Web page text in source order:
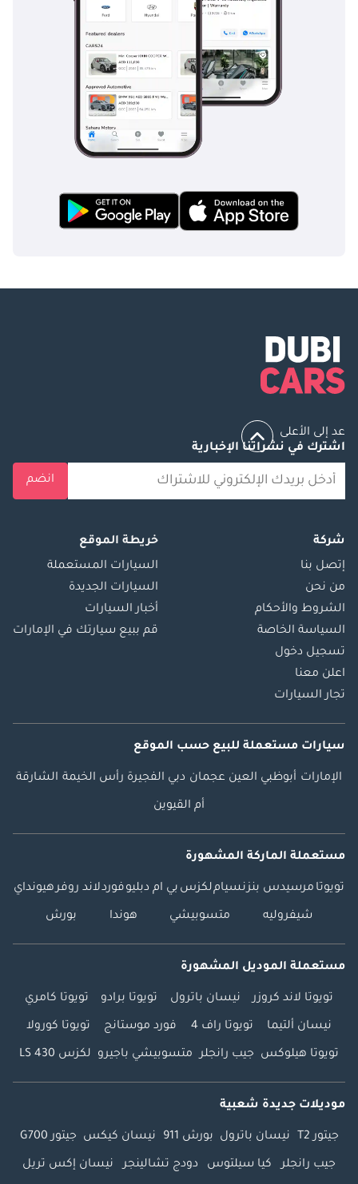
عد إلى الأعلى
اشترك في نشراتنا الإخبارية
انضم
شركة
إتصل بنا
من نحن
الشروط والأحكام
السياسة الخاصة
تسجيل دخول
اعلن معنا
تجار السيارات
خريطة الموقع
السيارات المستعملة
السيارات الجديدة
أخبار السيارات
قم ببيع سيارتك في الإمارات
سيارات مستعملة للبيع حسب الموقع
الإمارات أبوظبي العين عجمان دبي الفجيرة رأس الخيمة الشارقة
أم القيوين
مستعملة الماركة المشهورة
تويوتا مرسيدس بنزنسياملكزس بي ام دبليوفوردلاند روفرهيونداي
شيفروليه متسوبيشي هوندا بورش
مستعملة الموديل المشهورة
تويوتا لاند كروزر نيسان باترول تويوتا برادو تويوتا كامري
نيسان ألتيما تويوتا راف 4 فورد موستانج تويوتا كورولا
تويوتا هيلوكس جيب رانجلر متسوبيشي باجيرو لكزس LS 430
موديلات جديدة شعبية
جيتور T2 نيسان باترول بورش 911 نيسان كيكس جيتور G700
جيب رانجلر كيا سيلتوس دودج تشالينجر نيسان إكس تريل